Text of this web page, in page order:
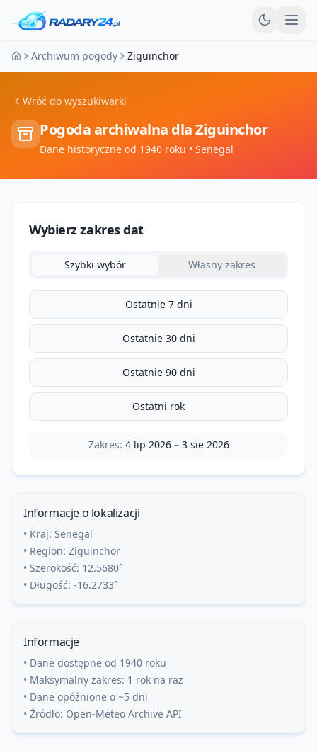
Strona główna
Archiwum pogody Ziguinchor
Wróć do wyszukiwarki
Pogoda archiwalna dlaZiguinchor
Dane historyczne od 1940 roku • Senegal
Wybierz zakres dat
Szybki wybór Własny zakres
Ostatnie 7 dni
Ostatnie 30 dni
Ostatnie 90 dni
Ostatni rok
Zakres: 4 lip 2026– 3 sie 2026
Informacje o lokalizacji
• Kraj: Senegal
• Region: Ziguinchor
• Szerokość: 12.5680°
• Długość: -16.2733°
Informacje
• Dane dostępne od 1940 roku
• Maksymalny zakres: 1 rok na raz
• Dane opóźnione o ~5 dni
• Źródło: Open-Meteo Archive API